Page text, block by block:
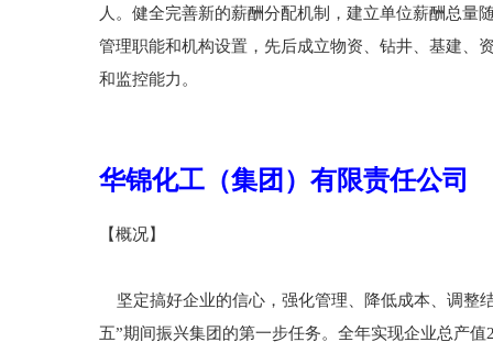
人。健全完善新的薪酬分配机制，建立单位薪酬总量
管理职能和机构设置，先后成立物资、钻井、基建、
和监控能力。
华锦化工（集团）有限责任公司
【概况】
坚定搞好企业的信心，强化管理、降低成本、调整
五”期间振兴集团的第一步任务。全年实现企业总产